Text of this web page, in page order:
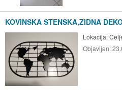
KOVINSKA STENSKA,ZIDNA
Lokacija:
Objavljen: